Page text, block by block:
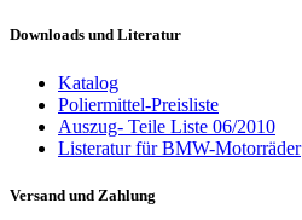
Downloads und Literatur
Katalog
Poliermittel-Preisliste
Auszug- Teile Liste 06/2010
Listeratur für BMW-Motorräder
Versand und Zahlung